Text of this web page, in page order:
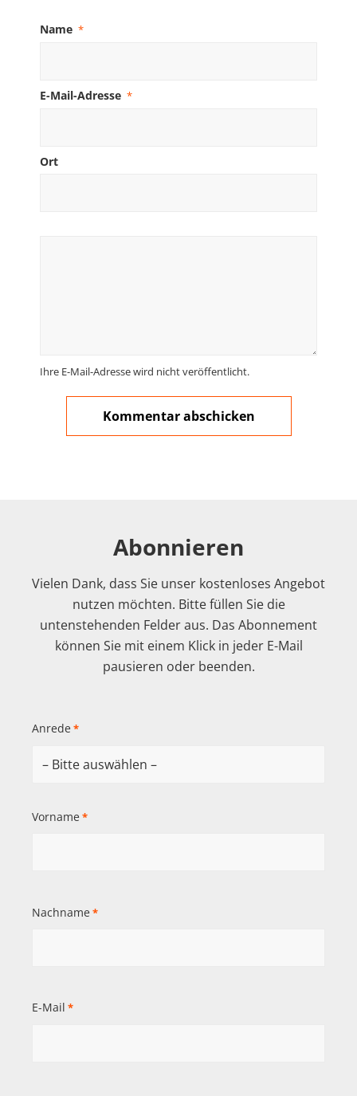
Name *
E-Mail-Adresse *
Ort
Ihre E-Mail-Adresse wird nicht veröffentlicht.
Abonnieren
Vielen Dank, dass Sie unser kostenloses Angebot
nutzen möchten. Bitte füllen Sie die
untenstehenden Felder aus. Das Abonnement
können Sie mit einem Klick in jeder E-Mail
pausieren oder beenden.
Anrede *
Vorname *
Nachname *
E-Mail *